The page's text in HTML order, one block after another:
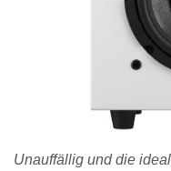
Unauffällig und die